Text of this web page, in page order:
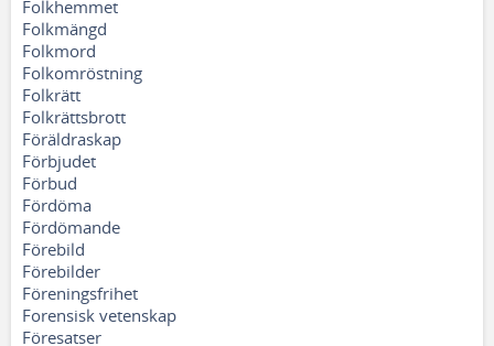
Folkhemmet
Folkmängd
Folkmord
Folkomröstning
Folkrätt
Folkrättsbrott
Föräldraskap
Förbjudet
Förbud
Fördöma
Fördömande
Förebild
Förebilder
Föreningsfrihet
Forensisk vetenskap
Föresatser